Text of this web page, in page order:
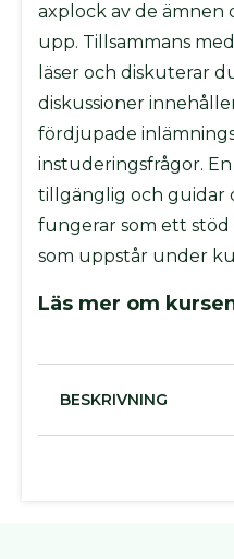
FAQaxplock av de
upp. Tillsammans
läser och diskuterar
diskussioner
fördjupade
instuderingsfrågor.
tillgänglig och guidar
fungerar som ett
som uppstår under
Läs mer om
BESKRIVNING